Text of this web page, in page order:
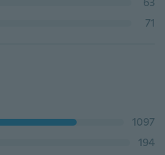
71
1097
194